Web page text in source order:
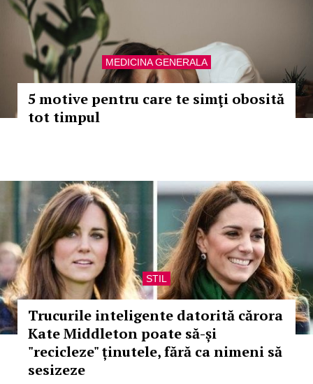
MEDICINA GENERALA
5 motive pentru care te simţi obosită
tot timpul
STIL
Trucurile inteligente datorită cărora
Kate Middleton poate să-și
"recicleze" ținutele, fără ca nimeni să
sesizeze